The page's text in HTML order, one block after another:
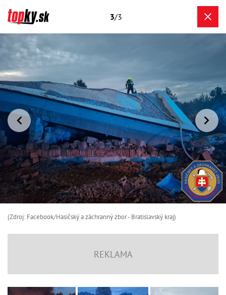
3/3
(Zdroj: Facebook/Hasičský a záchranný zbor - Bratislavský kraj)